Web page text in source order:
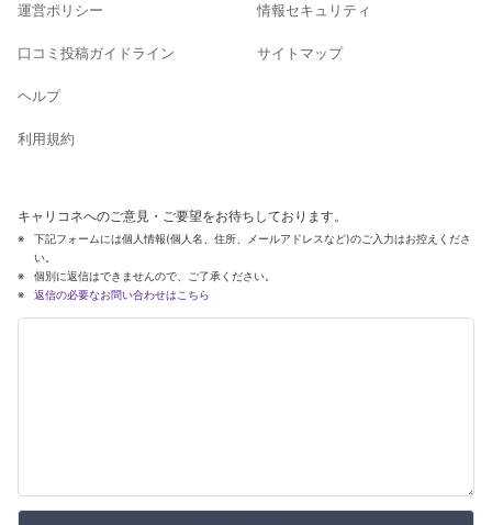
運営ポリシー
口コミ投稿ガイドライン
ヘルプ
利用規約
情報セキュリティ
サイトマップ
キャリコネへのご意見・ご要望をお待ちしております。
下記フォームには個人情報(個人名、住所、メールアドレスなど)のご入力はお控えくださ
い。
個別に返信はできませんので、ご了承ください。
返信の必要なお問い合わせはこちら